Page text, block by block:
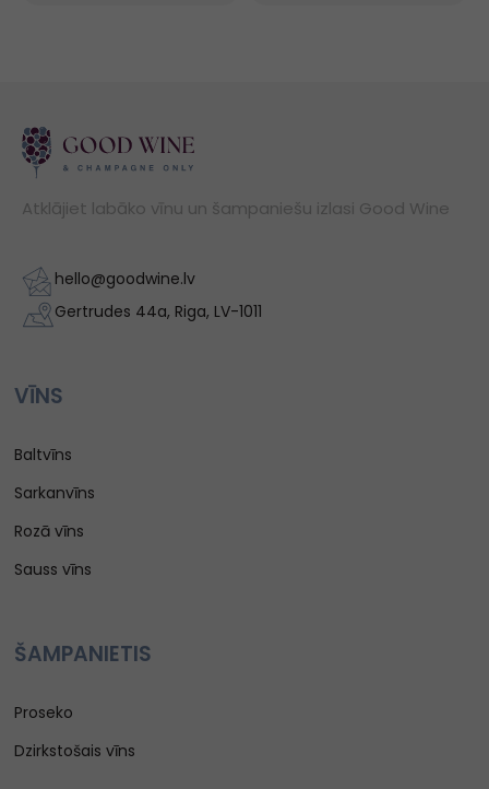
Atklājiet labāko vīnu un šampaniešu izlasi Good Wine
hello@goodwine.lv
Gertrudes 44a, Riga, LV-1011
VĪNS
Baltvīns
Sarkanvīns
Rozā vīns
Sauss vīns
ŠAMPANIETIS
Proseko
Dzirkstošais vīns